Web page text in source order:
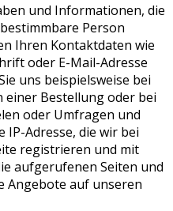
und Informationen, die
Person
Ihren Kontaktdaten wie
oder E-Mail-Adresse
uns beispielsweise bei
einer Bestellung oder bei
oder Umfragen und
IP-Adresse, die wir bei
registrieren und mit
aufgerufenen Seiten und
Angebote auf unseren